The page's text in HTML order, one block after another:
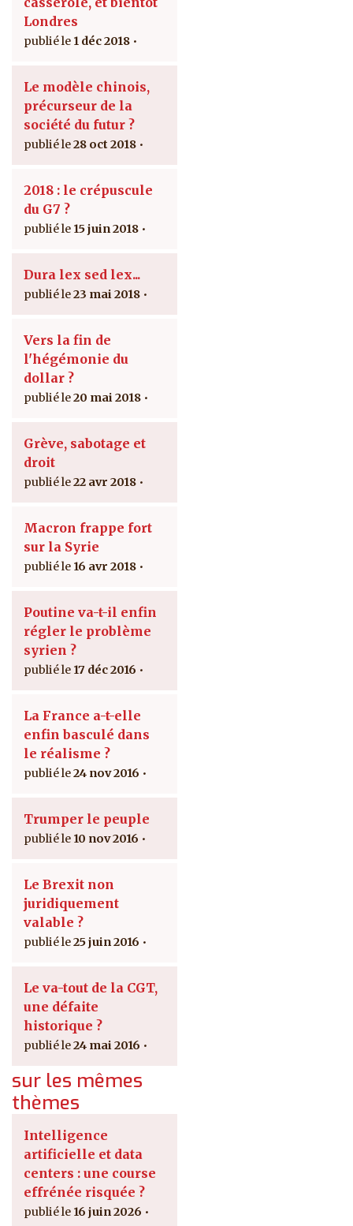
Londres
1 déc 2018
Le modèle chinois,
précurseur de la
société du futur ?
28 oct 2018
2018 : le crépuscule
du G7 ?
15 juin 2018
Dura lex sed lex...
23 mai 2018
Vers la fin de
l'hégémonie du
dollar ?
20 mai 2018
Grève, sabotage et
droit
22 avr 2018
Macron frappe fort
sur la Syrie
16 avr 2018
Poutine va-t-il enfin
régler le problème
syrien ?
17 déc 2016
La France a-t-elle
enfin basculé dans
le réalisme ?
24 nov 2016
Trumper le peuple
10 nov 2016
Le Brexit non
juridiquement
valable ?
25 juin 2016
Le va-tout de la CGT,
une défaite
historique ?
24 mai 2016
sur les mêmes
thèmes
Intelligence
artificielle et data
centers : une course
effrénée risquée ?
16 juin 2026